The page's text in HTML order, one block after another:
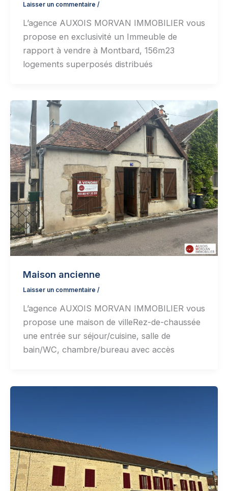
Laisser un commentaire /
L’agence AUXOIS MORVAN IMMOBILIER vous
propose en exclusivité un Immeuble de
rapport à vendre à Montbard, 156m23
logements superposés distribués
Maison ancienne
Laisser un commentaire /
L’agence AUXOIS MORVAN IMMOBILIER vous
propose une maison de villeRez-de-chaussée
une entrée sur séjour/cuisine, salle de
bain/WC, chambre/bureau avec accès